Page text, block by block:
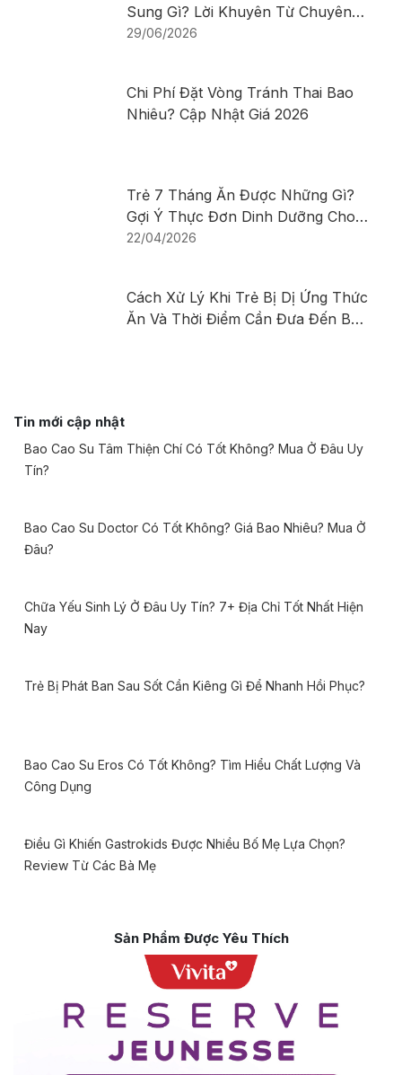
Sung Gì? Lời Khuyên Từ Chuyên
Gia
29/06/2026
Chi Phí Đặt Vòng Tránh Thai Bao
Nhiêu? Cập Nhật Giá 2026
Trẻ 7 Tháng Ăn Được Những Gì?
Gợi Ý Thực Đơn Dinh Dưỡng Cho
Bé
22/04/2026
Cách Xử Lý Khi Trẻ Bị Dị Ứng Thức
Ăn Và Thời Điểm Cần Đưa Đến Bác
Tin mới cập nhật
Bao Cao Su Tâm Thiện Chí Có Tốt Không? Mua Ở Đâu Uy
Tín?
Bao Cao Su Doctor Có Tốt Không? Giá Bao Nhiêu? Mua Ở
Đâu?
Chữa Yếu Sinh Lý Ở Đâu Uy Tín? 7+ Địa Chỉ Tốt Nhất Hiện
Nay
Trẻ Bị Phát Ban Sau Sốt Cần Kiêng Gì Để Nhanh Hồi Phục?
Bao Cao Su Eros Có Tốt Không? Tìm Hiểu Chất Lượng Và
Công Dụng
Điều Gì Khiến Gastrokids Được Nhiều Bố Mẹ Lựa Chọn?
Review Từ Các Bà Mẹ
Sản Phẩm Được Yêu Thích